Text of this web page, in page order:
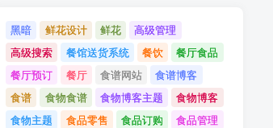
黑暗 鲜花设计 鲜花
高级管理
高级搜索
餐馆送货系统 餐饮
餐厅食品
餐厅预订
餐厅 食谱网站
食谱博客
食谱
食物食谱 食物博客主题
食物博客
食物主题
食品零售 食品订购 食品管理